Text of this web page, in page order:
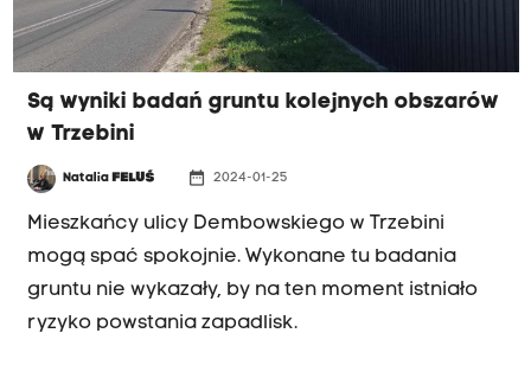
Są wyniki badań gruntu kolejnych obszarów
w Trzebini
Natalia FELUŚ date_range 2024-01-25
Mieszkańcy ulicy Dembowskiego w Trzebini
mogą spać spokojnie. Wykonane tu badania
gruntu nie wykazały, by na ten moment istniało
ryzyko powstania zapadlisk.